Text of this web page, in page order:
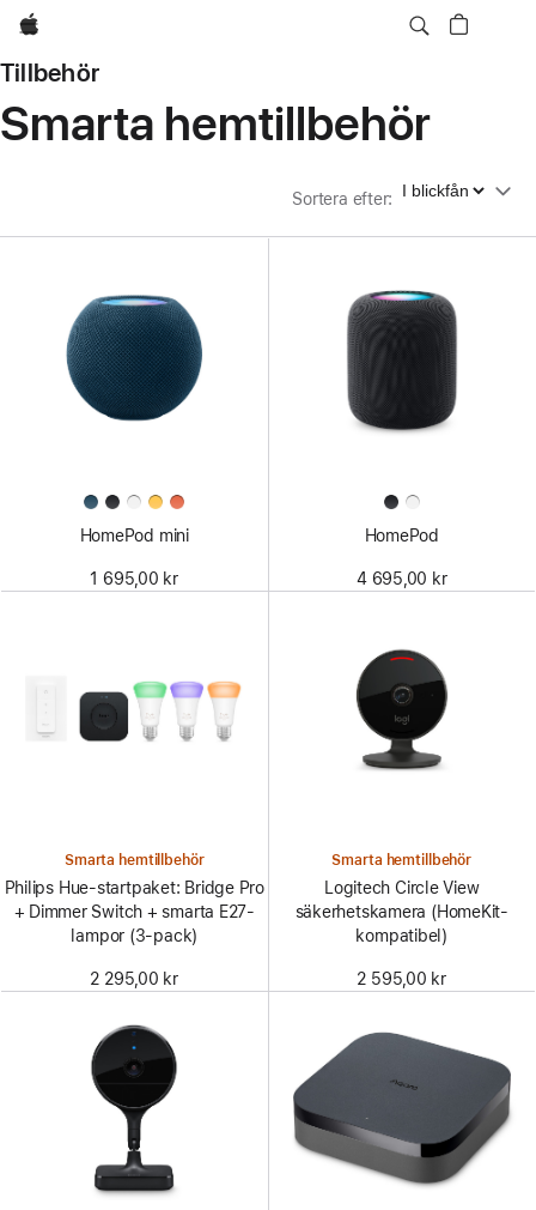
Apple
Tillbehör
Smarta hemtillbehör
Sortera efter: Sortera efter
HomePod mini
1 695,00 kr
HomePod
4 695,00 kr
Smarta hemtillbehör
Philips Hue-startpaket: Bridge Pro
+ Dimmer Switch + smarta E27-
lampor (3-pack)
2 295,00 kr
Smarta hemtillbehör
Logitech Circle View
säkerhetskamera (HomeKit-
kompatibel)
2 595,00 kr